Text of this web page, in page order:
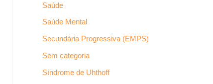
Saúde
Saúde Mental
Secundária Progressiva (EMPS)
Sem categoria
Síndrome de Uhthoff